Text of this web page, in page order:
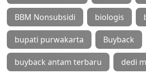
BBM Nonsubsidi biologis
bupati purwakarta Buyback
buyback antam terbaru dedi